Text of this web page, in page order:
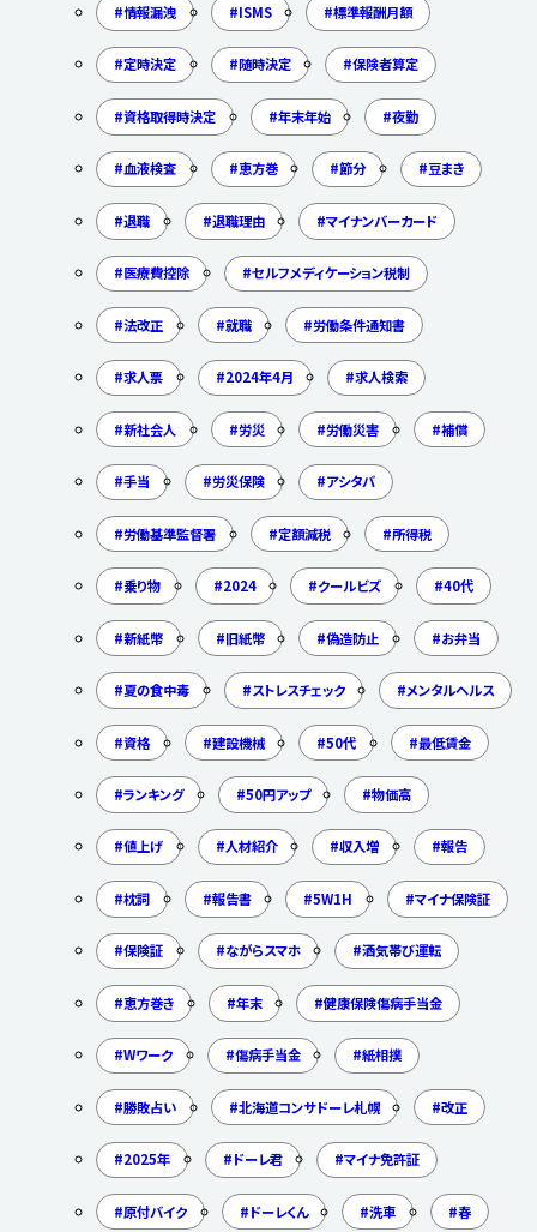
情報漏洩 ISMS 標準報酬月額
定時決定 随時決定 保険者算定
資格取得時決定 年末年始 夜勤
血液検査 恵方巻 節分 豆まき
退職 退職理由 マイナンバーカード
医療費控除 セルフメディケーション税制
法改正 就職 労働条件通知書
求人票 2024年4月 求人検索
新社会人 労災 労働災害 補償
手当 労災保険 アシタバ
労働基準監督署 定額減税 所得税
乗り物 2024 クールビズ 40代
新紙幣 旧紙幣 偽造防止 お弁当
夏の食中毒 ストレスチェック メンタルヘルス
資格 建設機械 50代 最低賃金
ランキング 50円アップ 物価高
値上げ 人材紹介 収入増 報告
枕詞 報告書 5W1H マイナ保険証
保険証 ながらスマホ 酒気帯び運転
恵方巻き 年末 健康保険傷病手当金
Wワーク 傷病手当金 紙相撲
勝敗占い 北海道コンサドーレ札幌 改正
2025年 ドーレ君 マイナ免許証
原付バイク ドーレくん 洗車 春